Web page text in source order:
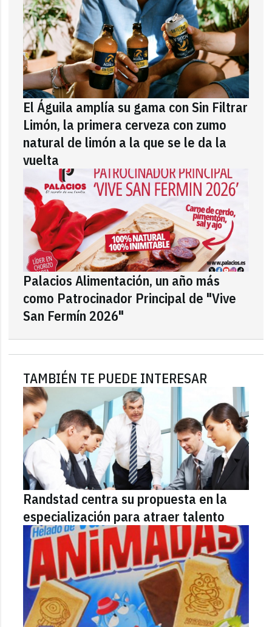
El Águila amplía su gama con Sin Filtrar
Limón, la primera cerveza con zumo
natural de limón a la que se le da la
vuelta
Palacios Alimentación, un año más
como Patrocinador Principal de "Vive
San Fermín 2026"
TAMBIÉN TE PUEDE INTERESAR
Randstad centra su propuesta en la
especialización para atraer talento